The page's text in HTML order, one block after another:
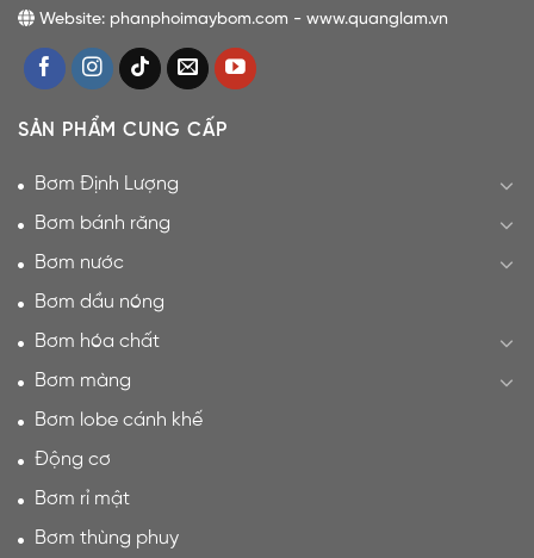
Website: phanphoimaybom.com - www.quanglam.vn
SẢN PHẨM CUNG CẤP
Bơm Định Lượng
Bơm bánh răng
Bơm nước
Bơm dầu nóng
Bơm hóa chất
Bơm màng
Bơm lobe cánh khế
Động cơ
Bơm rỉ mật
Bơm thùng phuy